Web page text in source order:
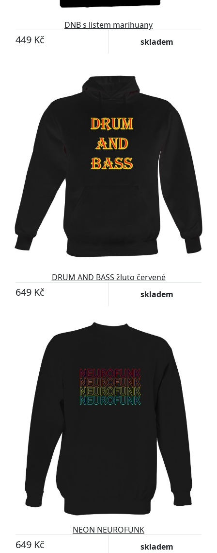
DNB s listem marihuany
449 Kč skladem
DRUM AND BASS žluto červené
649 Kč skladem
NEON NEUROFUNK
649 Kč skladem